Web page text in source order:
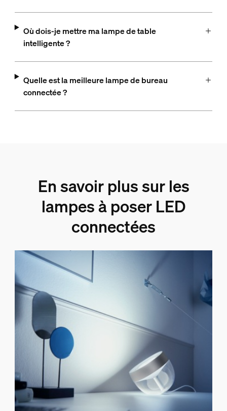
Où dois-je mettre ma lampe de table
intelligente ?
Quelle est la meilleure lampe de bureau
connectée ?
En savoir plus sur les
lampes à poser LED
connectées